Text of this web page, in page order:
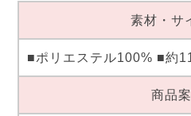
素材・サ
■ポリエステル100% ■約
商品